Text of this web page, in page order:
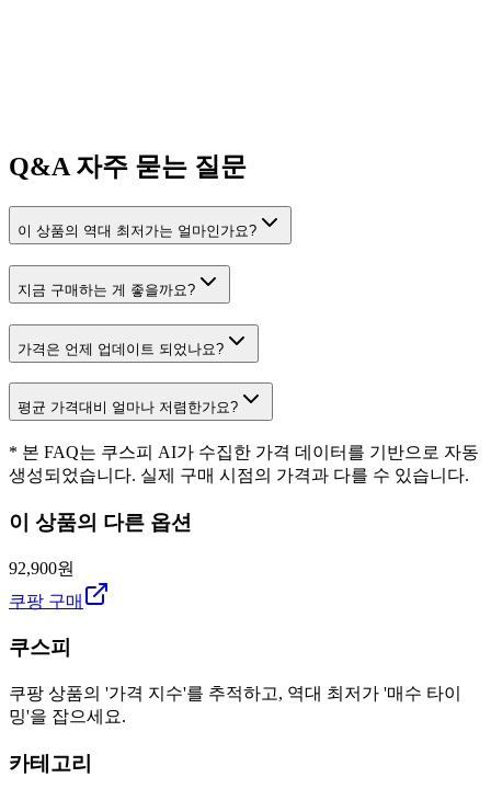
Q&A자주 묻는 질문
이 상품의 역대 최저가는 얼마인가요?
지금 구매하는 게 좋을까요?
가격은 언제 업데이트 되었나요?
평균 가격대비 얼마나 저렴한가요?
* 본 FAQ는 쿠스피 AI가 수집한 가격 데이터를 기반으로 자동
생성되었습니다. 실제 구매 시점의 가격과 다를 수 있습니다.
이 상품의 다른 옵션
92,900원
쿠팡 구매
쿠스피
쿠팡 상품의 '가격 지수'를 추적하고, 역대 최저가 '매수 타이
밍'을 잡으세요.
카테고리